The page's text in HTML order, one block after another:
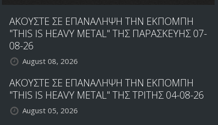
ΤΟ
ΕΠΕΡΧΟΜΕΝΟ
ΑΚΟΥΣΤΕ ΣΕ ΕΠΑΝΑΛΗΨΗ ΤΗΝ ΕΚΠΟΜΠΗ
"THIS IS HEAVY METAL" ΤΗΣ ΠΑΡΑΣΚΕΥΗΣ 07-
08-26
August 08, 2026
ΑΚΟΥΣΤΕ ΣΕ ΕΠΑΝΑΛΗΨΗ ΤΗΝ ΕΚΠΟΜΠΗ
"THIS IS HEAVY METAL" ΤΗΣ ΤΡΙΤΗΣ 04-08-26
August 05, 2026